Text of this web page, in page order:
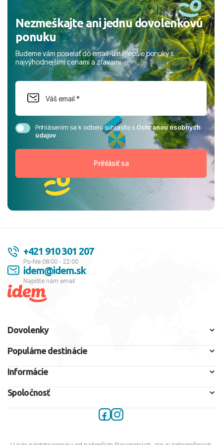
Nezmeškajte ani jednu dovolenkovú
ponuku
Budeme vám posielať do email-u najlepšie ponuky s
najvýhodnejšími cenami a zľavami
Prihlásením sa k odberu súhlasíte sOchranou osobných
údajov
+421 910 301 207
Po-Ne 08:00 - 22:00
idem@idem.sk
Napíšte nám email
Dovolenky
Populárne destinácie
Informácie
Spoločnosť